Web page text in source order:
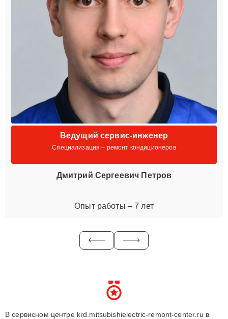
Ведущий сервис-инженер
Специализация – ремонт кондиционеров
Дмитрий Сергеевич Петров
Опыт работы – 7 лет
В сервисном центре krd.mitsubishielectric-remont-center.ru в